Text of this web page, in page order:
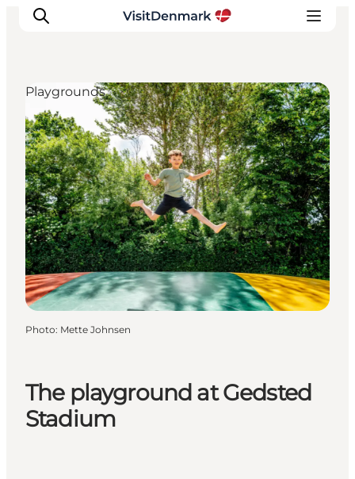
Inspirations
Destinations
Quoi faire
Hébergements
Planifiez votre voyage
The playground at Gedsted
Stadium
Playgrounds
Photo: Mette Johnsen